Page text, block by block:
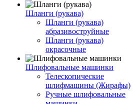
Шланги (рукава)
Шланги (рукава)
абразивоструйные
Шланги (рукава)
окрасочные
Шлифовальные машинки
Телескопические
шлифмашины (Жирафы)
Ручные шлифовальные